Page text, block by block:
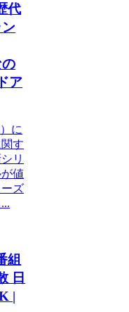
代
の
ア
に
す
リ
値
ズ
組
日
|